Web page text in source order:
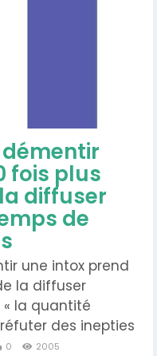
démentir
fois plus
diffuser
de
une intox prend
la diffuser
« la quantité
des inepties
a permis de les
0 2005